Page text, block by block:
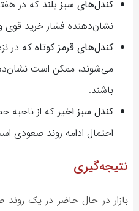
کندل‌های سبز بلند که در
نشان‌دهنده فشار خرید قوی
کندل‌های قرمز کوتاه که در
می‌شوند، ممکن است
باشند.
کندل سبز اخیر که از ناحیه
احتمال ادامه روند صعودی
نتیجه‌گیری
بازار در حال حاضر در یک